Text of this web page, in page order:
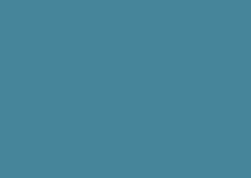
La Fondation Franco-Japonaise
fondation reconnue d’utilité
du Premier Ministre du 23 mars
organisme privé, sans but lucratif
français, qui a pour mission de «
relations culturelles et d’amitié entre